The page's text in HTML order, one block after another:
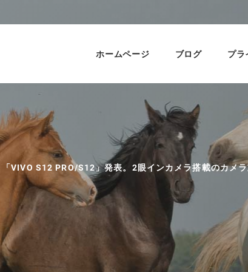
ホームページ ブログ プラ
「VIVO S12 PRO/S12」発表。2眼インカメラ搭載のカメ